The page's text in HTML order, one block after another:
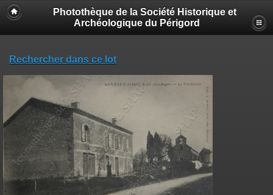
Photothèque de la Société Historique et
Archéologique du Périgord
Rechercher dans ce lot